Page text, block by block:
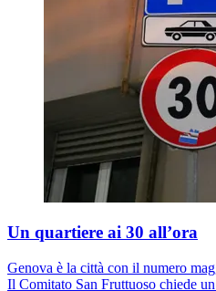
Un quartiere ai 30 all’ora
Genova è la città con il numero
Il Comitato San Fruttuoso chiede